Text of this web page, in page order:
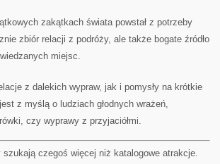
zakątkach świata powstał z potrzeby
zbiór relacji z podróży, ale także bogate źródło
miejsc.
z dalekich wypraw, jak i pomysły na krótkie
z myślą o ludziach głodnych wrażeń,
czy wyprawy z przyjaciółmi.
czegoś więcej niż katalogowe atrakcje.